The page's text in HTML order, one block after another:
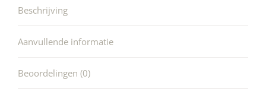
Beschrijving
Aanvullende informatie
Beoordelingen (0)